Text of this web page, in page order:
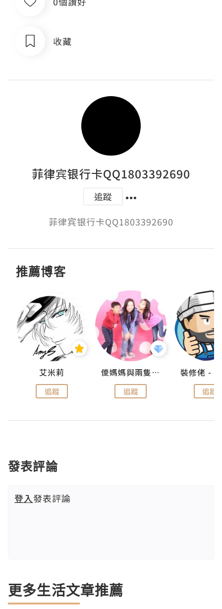
收藏
菲律宾银行卡QQ1803392690
追蹤
菲律宾银行卡QQ1803392690
推薦博客
艾米莉
追蹤
儍媽媽與兩隻小魔怪之家
追蹤 追蹤
發表評論
登入發表評論
更多生活文章推薦